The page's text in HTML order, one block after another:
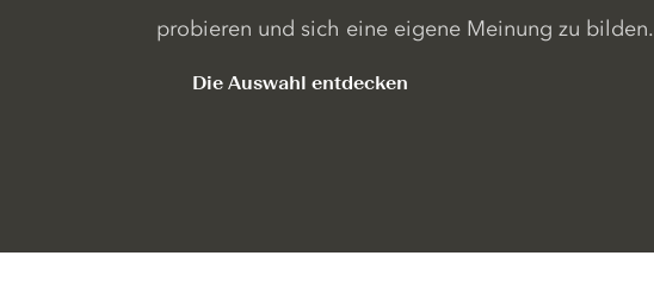
probieren und sich eine eigene Meinung zu bilden.
Die Auswahl entdecken